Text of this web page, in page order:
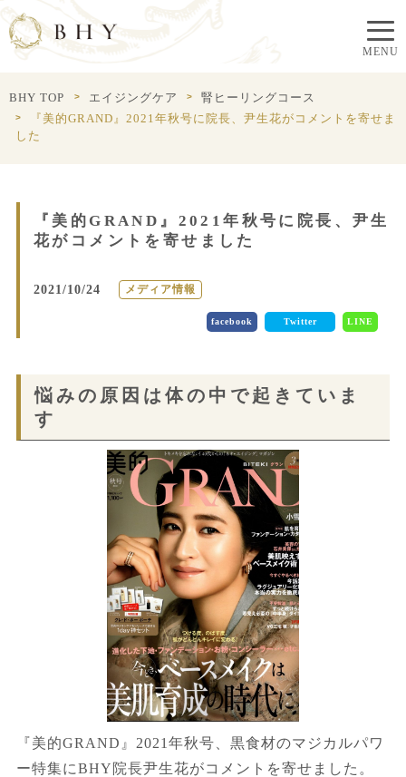
BHY TOP エイジングケア
腎ヒーリングコース
『美的GRAND』2021年秋号に院長、尹生花がコメントを寄せま
した
『美的GRAND』2021年秋号に院長、尹生
花がコメントを寄せました
2021/10/24 メディア情報
facebook Twitter LINE
悩みの原因は体の中で起きていま
す
『美的GRAND』2021年秋号、黒食材のマジカルパワ
ー特集にBHY院長尹生花がコメントを寄せました。